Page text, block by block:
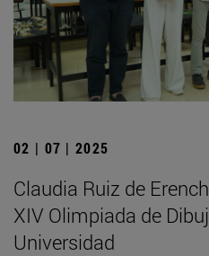
02 | 07 | 2025
Claudia Ruiz de
XIV Olimpiada de
Universidad